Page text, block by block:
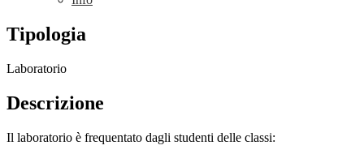
Tipologia
Laboratorio
Descrizione
Il laboratorio è frequentato dagli studenti delle classi: